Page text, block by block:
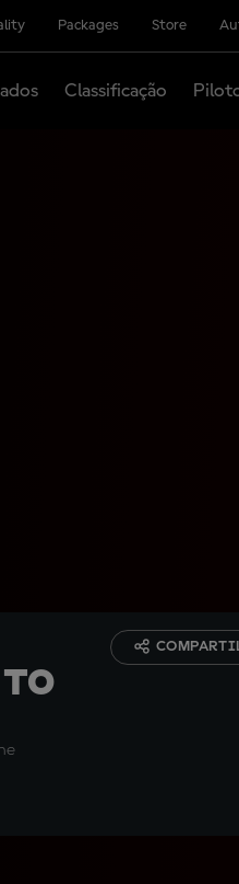
Packages Store
Classificação
to